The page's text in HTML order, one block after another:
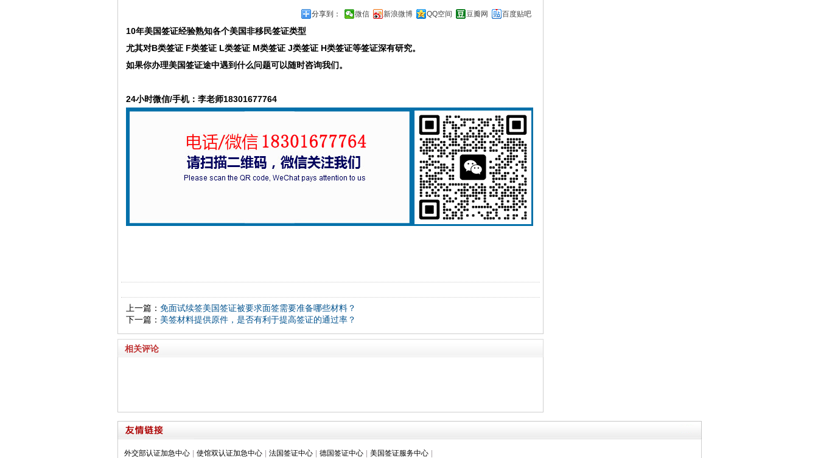
分享到： 微信 新浪微博 QQ空间 豆瓣网 百度贴吧
10年美国签证经验熟知各个美国非移民签证类型
尤其对B类签证 F类签证 L类签证 M类签证 J类签证 H类签证等签证深有研究。
如果你办理美国签证途中遇到什么问题可以随时咨询我们。
24小时微信/手机：李老师18301677764
上一篇： 免面试续签美国签证被要求面签需要准备哪些材料？
下一篇： 美签材料提供原件，是否有利于提高签证的通过率？
相关评论
外交部认证加急中心 使馆双认证加急中心 法国签证中心 德国签证中心 美国签证服务中心